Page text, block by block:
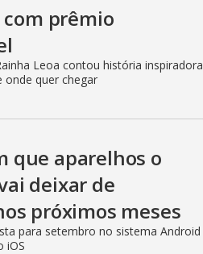
prêmio
Leoa contou história inspiradora
onde quer chegar
que aparelhos o
deixar de
próximos meses
para setembro no sistema Android
iOS